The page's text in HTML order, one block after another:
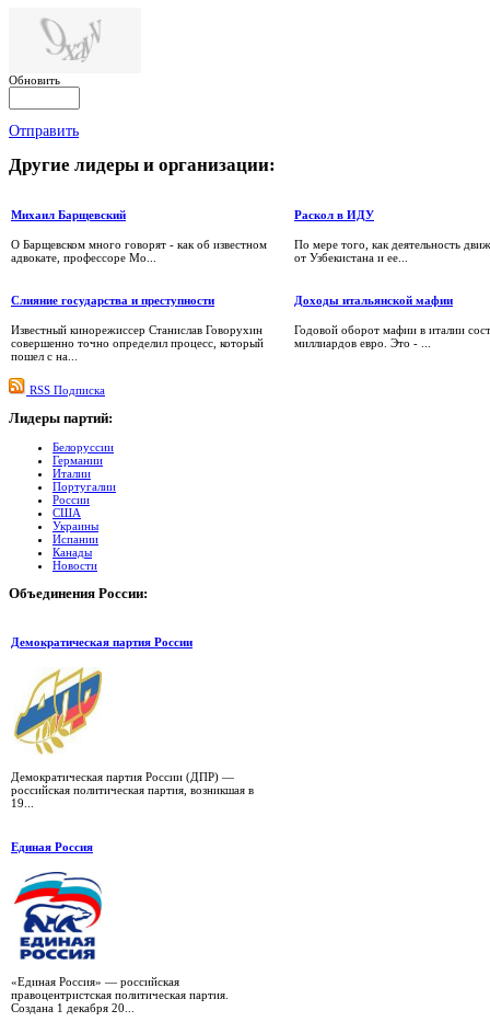
Обновить
Отправить
Другие лидеры и организации:
Михаил Барщевский
О Барщевском много говорят - как об известном
адвокате, профессоре Мо...
Раскол в ИДУ
По мере того, как деятельность
от Узбекистана и ее...
Слияние государства и преступности
Известный кинорежиссер Станислав Говорухин
совершенно точно определил процесс, который
пошел с на...
Доходы итальянской мафии
Годовой оборот мафии в италии
миллиардов евро. Это - ...
RSS Подписка
Лидеры партий:
Белоруссии
Германии
Италии
Португалии
России
США
Украины
Испании
Канады
Новости
Объединения России:
Демократическая партия России
Демократическая партия России (ДПР) —
российская политическая партия, возникшая в
19...
Единая Россия
«Единая Россия» — российская
правоцентристская политическая партия.
Создана 1 декабря 20...